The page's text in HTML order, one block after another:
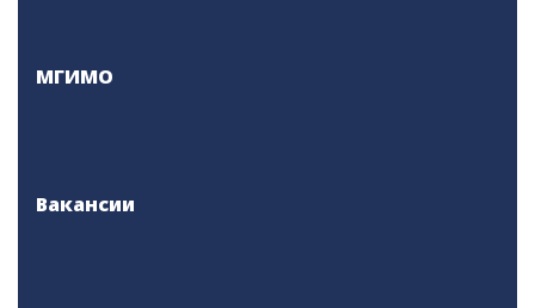
МГИМО
Вакансии